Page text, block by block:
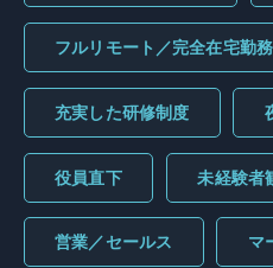
フルリモート／完全在宅勤務
充実した研修制度
役員直下 未経験者
営業／セールス マ